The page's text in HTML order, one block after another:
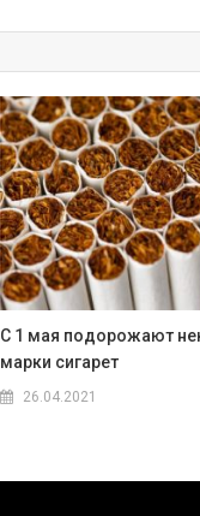
С 1 мая подорожают
марки сигарет
26.04.2021